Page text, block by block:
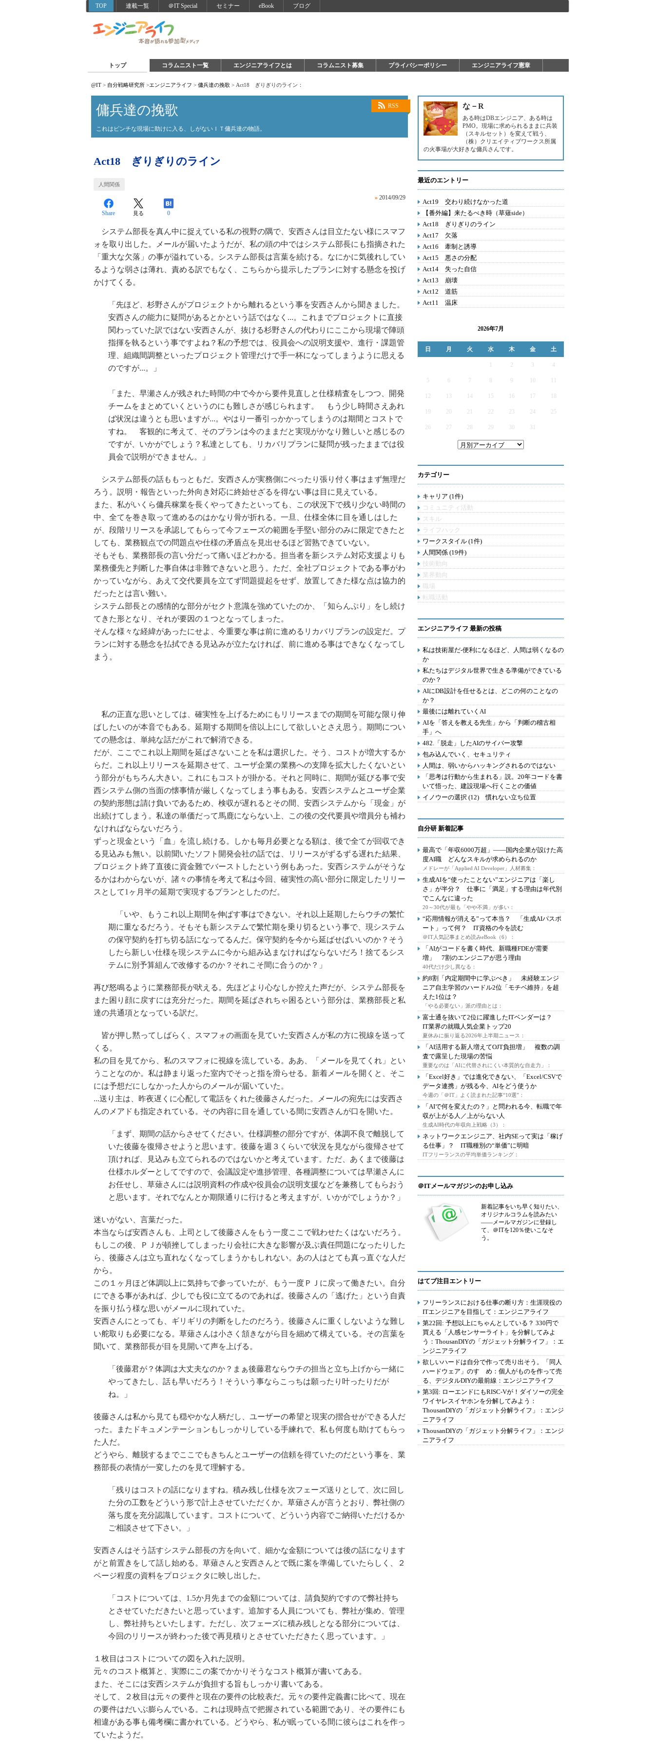
TOP 連載一覧 ＠IT Special セミナー eBook ブログ
トップ コラムニスト一覧 エンジニアライフとは コラムニスト募集 プライバシーポリシー エンジニアライフ憲章
@IT > 自分戦略研究所 >エンジニアライフ > 傭兵達の挽歌 > Act18 ぎりぎりのライン：
RSS
傭兵達の挽歌
これはピンチな現場に助けに入る、しがないＩＴ傭兵達の物語。
Act18 ぎりぎりのライン
人間関係
» 2014/09/29
Share 見る 0
システム部長を真ん中に捉えている私の視野の隅で、安西さんは目立たない様にスマフ
ォを取り出した。メールが届いたようだが、私の頭の中ではシステム部長にも指摘された
「重大な欠落」の事が溢れている。システム部長は言葉を続ける。なにかに気後れしてい
るような弱さは薄れ、責める訳でもなく、こちらから提示したプランに対する懸念を投げ
かけてくる。
「先ほど、杉野さんがプロジェクトから離れるという事を安西さんから聞きました。
安西さんの能力に疑問があるとかという話ではなく...。これまでプロジェクトに直接
関わっていた訳ではない安西さんが、抜ける杉野さんの代わりにここから現場で陣頭
指揮を執るという事ですよね？私の予想では、役員会への説明支援や、進行・課題管
理、組織間調整といったプロジェクト管理だけで手一杯になってしまうように思える
のですが...。」
「また、早瀬さんが残された時間の中で今から要件見直しと仕様精査をしつつ、開発
チームをまとめていくというのにも難しさが感じられます。 もう少し時間さえあれ
ば状況は違うとも思いますが...。やはり一番引っかかってしまうのは期間とコストで
すね。 客観的に考えて、そのプランは今のままだと実現がかなり難しいと感じるの
ですが、いかがでしょう？私達としても、リカバリプランに疑問が残ったままでは役
員会で説明ができません。」
システム部長の話ももっともだ。安西さんが実務側にべったり張り付く事はまず無理だ
ろう。説明・報告といった外向き対応に終始せざるを得ない事は目に見えている。
また、私がいくら傭兵稼業を長くやってきたといっても、この状況下で残り少ない時間の
中、全てを巻き取って進めるのはかなり骨が折れる。一旦、仕様全体に目を通しはした
が、段階リリースを承認してもらって今フェーズの範囲を手堅い部分のみに限定できたと
しても、業務観点での問題点や仕様の矛盾点を見出せるほど習熟できていない。
そもそも、業務部長の言い分だって痛いほどわかる。担当者を新システム対応支援よりも
業務優先と判断した事自体は非難できないと思う。ただ、全社プロジェクトである事がわ
かっていながら、あえて交代要員を立てず問題提起をせず、放置してきた様な点は協力的
だったとは言い難い。
システム部長との感情的な部分がセクト意識を強めていたのか、「知らんぷり」をし続け
てきた形となり、それが要因の１つとなってしまった。
そんな様々な経緯があったにせよ、今重要な事は前に進めるリカバリプランの設定だ。プ
ランに対する懸念を払拭できる見込みが立たなければ、前に進める事はできなくなってし
まう。
私の正直な思いとしては、確実性を上げるためにもリリースまでの期間を可能な限り伸
ばしたいのが本音でもある。延期する期間を倍以上にして欲しいとさえ思う。期間につい
ての懸念は、単純な話だがこれで解消できる。
だが、ここでこれ以上期間を延ばさないことを私は選択した。そう、コストが増大するか
らだ。これ以上リリースを延期させて、ユーザ企業の業務への支障を拡大したくないとい
う部分がもちろん大きい。これにもコストが掛かる。それと同時に、期間が延びる事で安
西システム側の当面の懐事情が厳しくなってしまう事もある。安西システムとユーザ企業
の契約形態は請け負いであるため、検収が遅れるとその間、安西システムから「現金」が
出続けてしまう。私達の単価だって馬鹿にならない上、この後の交代要員や増員分も補わ
なければならないだろう。
ずっと現金という「血」を流し続ける。しかも毎月必要となる額は、後で全てが回収でき
る見込みも無い。以前聞いたソフト開発会社の話では、リリースがずるずる遅れた結果、
プロジェクト終了直後に資金難でバーストしたという例もあった。安西システムがそうな
るかはわからないが、諸々の事情を考えて私は今回、確実性の高い部分に限定したリリー
スとして1ヶ月半の延期で実現するプランとしたのだ。
「いや、もうこれ以上期間を伸ばす事はできない。それ以上延期したらウチの繁忙
期に重なるだろう。そもそも新システムで繁忙期を乗り切るという事で、現システム
の保守契約を打ち切る話になってるんだ。保守契約を今から延ばせばいいのか？そう
したら新しい仕様を現システムに今から組み込まなければならないだろ！捨てるシス
テムに別予算組んで改修するのか？それこそ間に合うのか？」
再び怒鳴るように業務部長が吠える。先ほどより心なしか控えた声だが、システム部長を
また困り顔に戻すには充分だった。期間を延ばされちゃ困るという部分は、業務部長と私
達の共通項となっている訳だ。
皆が押し黙ってしばらく、スマフォの画面を見ていた安西さんが私の方に視線を送って
くる。
私の目を見てから、私のスマフォに視線を流している。ああ、「メールを見てくれ」とい
うことなのか。私は静まり返った室内でそっと指を滑らせる。新着メールを開くと、そこ
には予想だにしなかった人からのメールが届いていた。
...送り主は、昨夜遅くに心配して電話をくれた後藤さんだった。メールの宛先には安西さ
んのメアドも指定されている。その内容に目を通している間に安西さんが口を開いた。
「まず、期間の話からさせてください。仕様調整の部分ですが、体調不良で離脱して
いた後藤を復帰させようと思います。後藤を週３くらいで状況を見ながら復帰させて
頂ければ、見込みも立てられるのではないかと考えています。ただ、あくまで後藤は
仕様ホルダーとしてですので、会議設定や進捗管理、各種調整については早瀬さんに
お任せし、草薙さんには説明資料の作成や役員会の説明支援などを兼務してもらおう
と思います。それでなんとか期限通りに行けると考えますが、いかがでしょうか？」
迷いがない、言葉だった。
本当ならば安西さんも、上司として後藤さんをもう一度ここで戦わせたくはないだろう。
もしこの後、ＰＪが頓挫してしまったり会社に大きな影響が及ぶ責任問題になったりした
ら、後藤さんは立ち直れなくなってしまうかもしれない。あの人はとても真っ直ぐな人だ
から。
この１ヶ月ほど体調以上に気持ちで参っていたが、もう一度ＰＪに戻って働きたい。自分
にできる事があれば、少しでも役に立てるのであれば。後藤さんの「逃げた」という自責
を振り払う様な思いがメールに現れていた。
安西さんにとっても、ギリギリの判断をしたのだろう。後藤さんに重くしないような難し
い舵取りも必要になる。草薙さんは小さく頷きながら目を細めて構えている。その言葉を
聞いて、業務部長が目を見開いて声を上げる。
「後藤君が？体調は大丈夫なのか？まぁ後藤君ならウチの担当と立ち上げから一緒に
やってきたし、話も早いだろう！そういう事ならこっちは願ったり叶ったりだが
ね。」
後藤さんは私から見ても穏やかな人柄だし、ユーザーの希望と現実の摺合せができる人だ
った。またドキュメンテーションもしっかりしている手練れで、私も何度も助けてもらっ
た人だ。
どうやら、離脱するまでここでもきちんとユーザーの信頼を得ていたのだという事を、業
務部長の表情が一変したのを見て理解する。
「残りはコストの話になりますね。積み残し仕様を次フェーズ送りとして、次に回し
た分の工数をどういう形で計上させていただくか。草薙さんが言うとおり、弊社側の
落ち度を充分認識しています。コストについて、どういう内容でご納得いただけるか
ご相談させて下さい。」
安西さんはそう話すシステム部長の方を向いて、細かな金額については後の話になります
がと前置きをして話し始める。草薙さんと安西さんとで既に案を準備していたらしく、２
ページ程度の資料をプロジェクタに映し出した。
「コストについては、1.5か月先までの金額については、請負契約ですので弊社持ち
とさせていただきたいと思っています。追加する人員についても、弊社が集め、管理
し、弊社持ちといたします。ただし、次フェーズに積み残しとなる部分については、
今回のリリースが終わった後で再見積りとさせていただきたく思っています。」
１枚目はコストについての図を入れた説明。
元々のコスト概算と、実際にこの案でかかりそうなコスト概算が書いてある。
また、そこには安西システムが負担する旨もしっかり書いてある。
そして、２枚目は元々の要件と現在の要件の比較表だ。元々の要件定義書に比べて、現在
の要件はだいぶ膨らんでいる。これは現時点で把握されている範囲であり、その要件にも
相違がある事も備考欄に書かれている。どうやら、私が眠っている間に彼らはこれを作っ
ていたようだ。
な－R
ある時はDBエンジニア、ある時は
PMO。現場に求められるままに兵装
（スキルセット）を変えて戦う、
（株）クリエイティブワークス所属
の火事場が大好きな傭兵さんです。
最近のエントリー
Act19 交わり続けなかった道
【番外編】来たるべき時（草薙side）
Act18 ぎりぎりのライン
Act17 欠落
Act16 牽制と誘導
Act15 悪さの分配
Act14 失った自信
Act13 崩壊
Act12 道筋
Act11 温床
2026年7月
日 月 火 水 木 金 土
2 3 4
5 6 7 9
12 13 14 15 16 17
19 20 21 22 23 24 25
26 27 28 29 30 31
カテゴリー
キャリア (1件)
コミュニティ活動
スキル
ライフハック
ワークスタイル (1件)
人間関係 (19件)
技術動向
業界動向
職場
転職活動
エンジニアライフ 最新の投稿
私は技術屋だ-便利になるほど、人間は弱くなるの
か
私たちはデジタル世界で生きる準備ができている
のか？
AIにDB設計を任せるとは、どこの何のことなの
か？
最後には離れていくAI
AIを「答えを教える先生」から「判断の稽古相
手」へ
482.「脱走」したAIのサイバー攻撃
包み込んでいく、セキュリティ
人間は、弱いからハッキングされるのではない
「思考は行動から生まれる」説。20年コードを書
いて悟った、建設現場へ行くことの価値
イノウーの選択 (12) 慣れない立ち位置
自分研 新着記事
最高で「年収6000万超」――国内企業が設けた高
度AI職 どんなスキルが求められるのか
メドレーが「Applied AI Developer」人材募集：
生成AIを“使ったことない”エンジニアは「楽し
さ」が半分？ 仕事に「満足」する理由は年代別
でこんなに違った
20～30代が最も「やや不満」が多い：
“応用情報が消える”って本当？ 「生成AIパスポ
ート」って何？ IT資格の今を読む
＠IT人気記事まとめ読みeBook（6）：
「AIがコードを書く時代、新職種FDEが需要
増」 7割のエンジニアが思う理由
40代だけ少し異なる：
約8割「内定期間中に学ぶべき」 未経験エンジ
ニア自主学習のハードル2位「モチベ維持」を超
えた1位は？
「やる必要ない」派の理由とは：
富士通を抜いて2位に躍進したITベンダーは？
IT業界の就職人気企業トップ20
夏休みに振り返る2026年上半期ニュース：
「AI活用する新人増えてOJT負担増」 複数の調
査で露呈した現場の苦悩
重要なのは「AIに代替されにくい本質的な自走力」：
「Excel好き」では進化できない、「Excel/CSVで
データ連携」が残る今、AIをどう使うか
今週の「＠IT」よく読まれた記事“10選”：
「AIで何を変えたの？」と問われる今、転職で年
収が上がる人／上がらない人
生成AI時代の年収向上戦略（3）：
ネットワークエンジニア、社内SEって実は「稼げ
る仕事」？ IT職種別の“単価”に明暗
ITフリーランスの平均単価ランキング：
＠ITメールマガジンのお申し込み
新着記事をいち早く知りたい、
オリジナルコラムを読みたい
――メールマガジンに登録し
て、＠ITを120％使いこなそ
う。
はてブ注目エントリー
フリーランスにおける仕事の断り方：生涯現役の
ITエンジニアを目指して：エンジニアライフ
第22回: 予想以上にちゃんとしている？ 330円で
買える「人感センサーライト」を分解してみよ
う：ThousanDIYの「ガジェット分解ライフ」：エ
ンジニアライフ
欲しいハードは自分で作って売り出そう。「同人
ハードウェア」のすゝめ：個人がものを作って売
る、デジタルDIYの最前線：エンジニアライフ
第3回: ローエンドにもRISC-Vが！ダイソーの完全
ワイヤレスイヤホンを分解してみよう：
ThousanDIYの「ガジェット分解ライフ」：エンジ
ニアライフ
ThousanDIYの「ガジェット分解ライフ」：エンジ
ニアライフ